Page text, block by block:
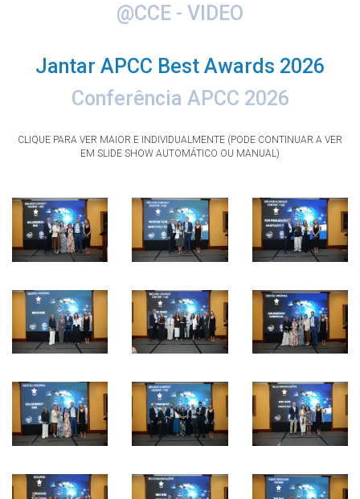
@CCE - VIDEO
Jantar APCC Best Awards 2026
Conferência APCC 2026
CLIQUE PARA VER MAIOR E INDIVIDUALMENTE (PODE CONTINUAR A VER
EM SLIDE SHOW AUTOMÁTICO OU MANUAL)